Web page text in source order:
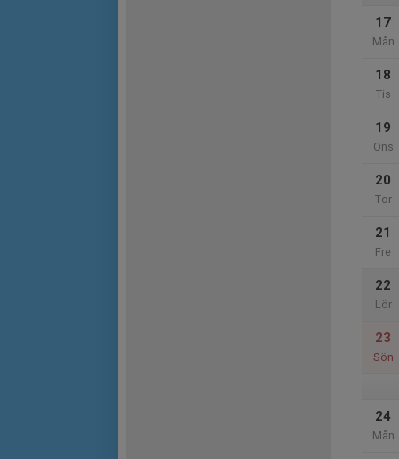
17
Mån
18
Tis
19
Ons
20
Tor
21
Fre
22
Lör
23
Sön
24
Mån